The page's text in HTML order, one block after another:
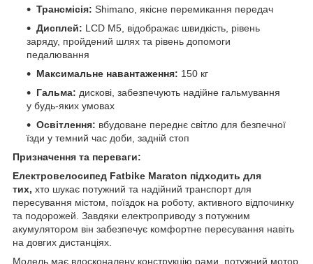
Трансмісія: Shimano, якісне перемикання передач
Дисплей: LCD M5, відображає швидкість, рівень
заряду, пройдений шлях та рівень допомоги
педалювання
Максимальне навантаження: 150 кг
Гальма: дискові, забезпечують надійне гальмування
у будь-яких умовах
Освітлення: вбудоване переднє світло для безпечної
їзди у темний час доби, задній стоп
Призначення та переваги:
Електровелосипед Fatbike Maraton підходить для
тих, хто шукає потужний та надійний транспорт для
пересування містом, поїздок на роботу, активного відпочинку
та подорожей. Завдяки електроприводу з потужним
акумулятором він забезпечує комфортне пересування навіть
на довгих дистанціях.
Модель має вдосконалену конструкцію рами, потужний мотор